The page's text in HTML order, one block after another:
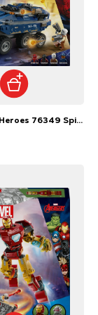
LEGO Super Heroes 76349 Spider-Mans fængselstransport-jagt